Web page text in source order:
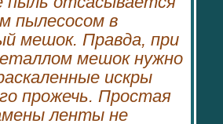
пылесосом в
мешок. Правда, при
мешок нужно
искры
прожечь. Простая
ленты не